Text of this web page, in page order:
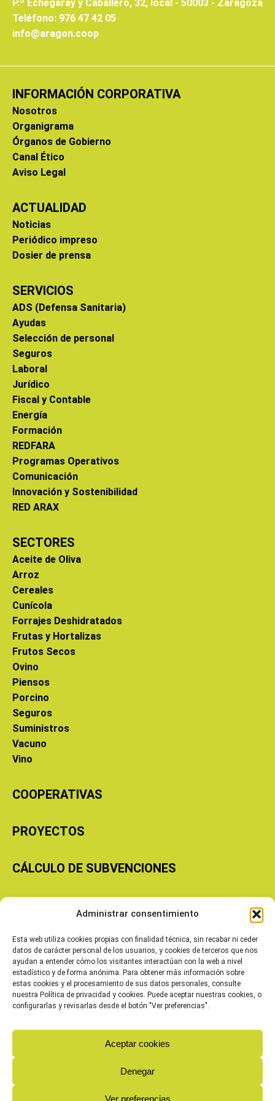
Administrar consentimiento
Esta web utiliza cookies propias con finalidad técnica, sin recabar ni ceder
datos de carácter personal de los usuarios, y cookies de terceros que nos
ayudan a entender cómo los visitantes interactúan con la web a nivel
estadístico y de forma anónima. Para obtener más información sobre
estas cookies y el procesamiento de sus datos personales, consulte
nuestra Política de privacidad y cookies. Puede aceptar nuestras cookies, o
configurarlas y revisarlas desde el botón "Ver preferencias".
Aceptar cookies
Denegar
Ver preferencias
P.º Echegaray y Caballero, 32, local - 50003 - Zaragoza
Teléfono: 976 47 42 05
info@aragon.coop
INFORMACIÓN CORPORATIVA
Nosotros
Organigrama
Órganos de Gobierno
Canal Ético
Aviso Legal
ACTUALIDAD
Noticias
Periódico impreso
Dosier de prensa
SERVICIOS
ADS (Defensa Sanitaria)
Ayudas
Selección de personal
Seguros
Laboral
Jurídico
Fiscal y Contable
Energía
Formación
REDFARA
Programas Operativos
Comunicación
Innovación y Sostenibilidad
RED ARAX
SECTORES
Aceite de Oliva
Arroz
Cereales
Cunícola
Forrajes Deshidratados
Frutas y Hortalizas
Frutos Secos
Ovino
Piensos
Porcino
Seguros
Suministros
Vacuno
Vino
COOPERATIVAS
PROYECTOS
CÁLCULO DE SUBVENCIONES